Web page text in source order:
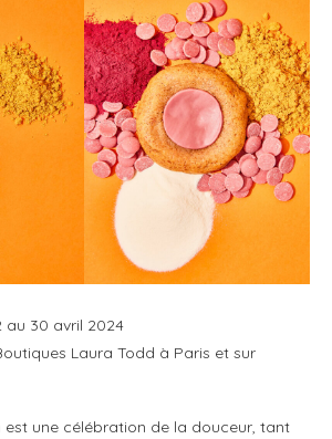
au 30 avril 2024
Laura Todd à Paris et sur
une célébration de la douceur, tant